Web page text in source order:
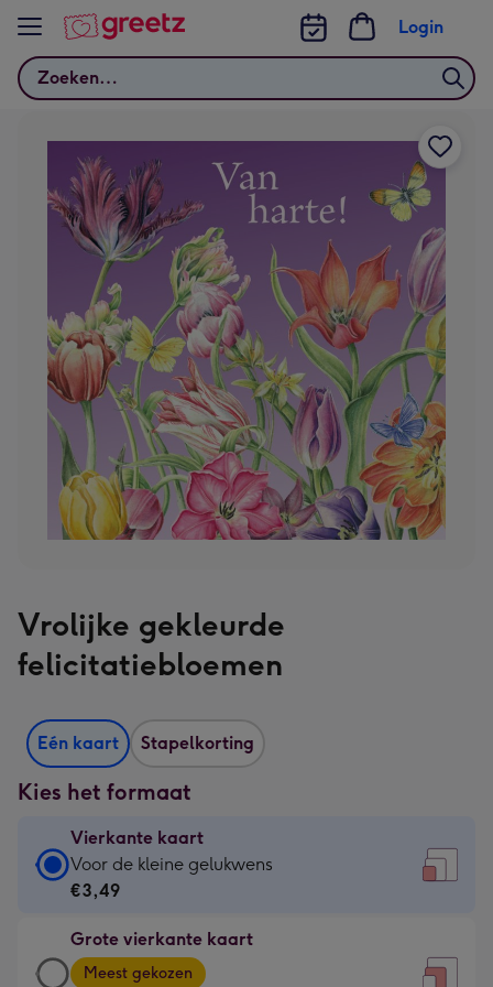
Bekijk meer
Zoeken
Login
Vrolijke gekleurde
felicitatiebloemen
Eén kaart Stapelkorting
Kies het formaat
Vierkante kaart
Vierkante
kaart
€3,49
-
Voor de kleine gelukwens
€3,49
Grote vierkante kaart
Grote
Meest gekozen